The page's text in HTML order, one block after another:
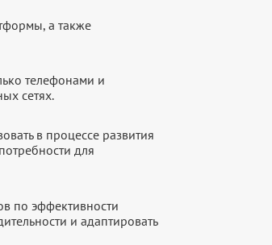
а также
телефонами и
сетях.
в процессе развития
для
по эффективности
и адаптировать